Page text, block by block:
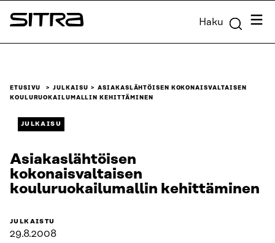
Siirry
suoraan
Sitra Haku
ETUSIVU JULKAISU
ASIAKASLÄHTÖISEN KOKONAISVALTAISEN
KOULURUOKAILUMALLIN KEHITTÄMINEN
JULKAISU
Asiakaslähtöisen
kokonaisvaltaisen
kouluruokailumallin kehittäminen
JULKAISTU
29.8.2008